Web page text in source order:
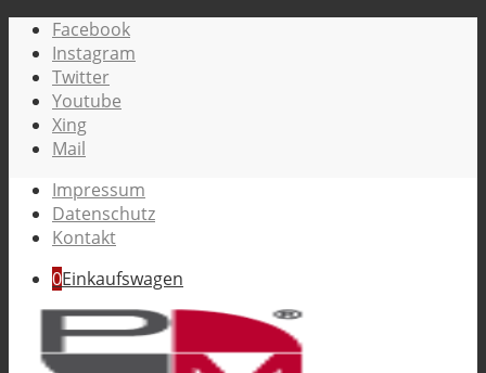
Facebook
Instagram
Twitter
Youtube
Xing
Mail
Impressum
Datenschutz
Kontakt
0Einkaufswagen